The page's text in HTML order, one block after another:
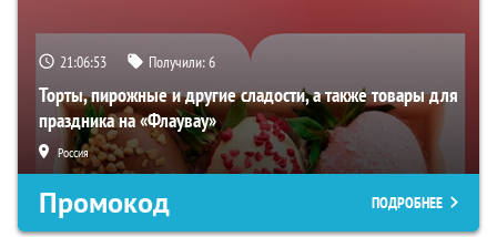
21:06:52 Получили:6
Торты, пирожные и другие сладости, а также товары для
праздника на «Флаувау»
Россия
Промокод ПОДРОБНЕЕ